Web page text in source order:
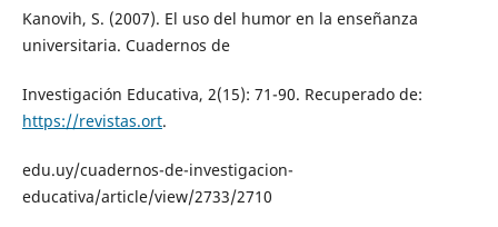
Kanovih, S. (2007). El uso del humor en la enseñanza
universitaria. Cuadernos de
Investigación Educativa, 2(15): 71-90. Recuperado de:
https://revistas.ort.
edu.uy/cuadernos-de-investigacion-
educativa/article/view/2733/2710